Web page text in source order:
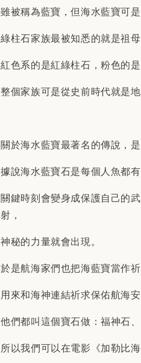
雖被稱為藍寶，但海水藍寶可
綠柱石家族最被知悉的就是祖母
紅色系的是紅綠柱石，粉色的
整個家族可是從史前時代就是
關於海水藍寶最著名的傳說，是
據說海水藍寶石是每個人魚都
關鍵時刻會變身成保護自己的
射，
神秘的力量就會出現。
於是航海家們也把海藍寶當作祈
用來和海神連結祈求保佑航海
他們都叫這個寶石做：福神石、
所以我們可以在電影《加勒比